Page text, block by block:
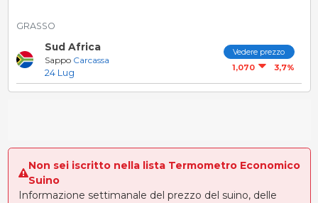
GRASSO
Sud Africa
Sappo Carcassa
24 Lug
Vedere prezzo
1,070
3,7%
Non sei iscritto nella lista Termometro Economico
Suino
Informazione settimanale del prezzo del suino, delle